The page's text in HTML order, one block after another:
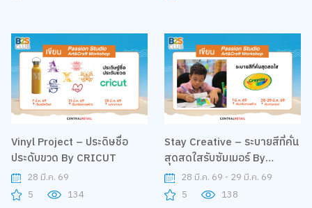
Vinyl Project – ประดิษชื่อ
ประดับขวด By CRICUT
28 มี.ค. 69
5
134
Stay Creative – ระบายสีที่คั่น
สุดสดใสรับซัมเมอร์ By
Crayola28 มี.ค. 69 - 29 มี.ค. 69
5
138